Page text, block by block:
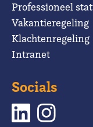
Professioneel
Vakantieregeling
Klachtenregeling
Intranet
Socials